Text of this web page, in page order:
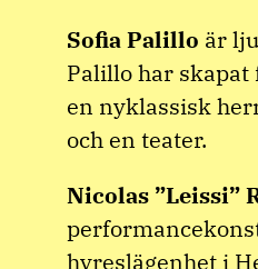
Sofia Palillo är
Palillo har
en nyklassisk
och en teater.
Nicolas ”Leissi”
hyreslägenhet i